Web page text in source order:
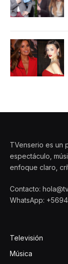
TVenserio es un
espectáculo,
enfoque claro,
Contacto:
WhatsApp:
Televisión
Música